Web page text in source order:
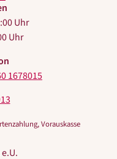
Uhr
Uhr
1678015
Vorauskasse